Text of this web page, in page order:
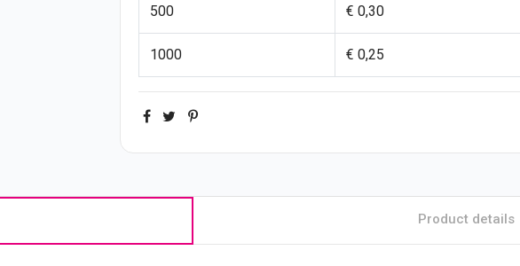
500 € 0,30
1000 € 0,25
Product details